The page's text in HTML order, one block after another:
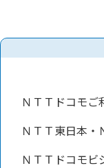
ＮＴＴドコモご
ＮＴＴ東日本
ＮＴＴドコモ